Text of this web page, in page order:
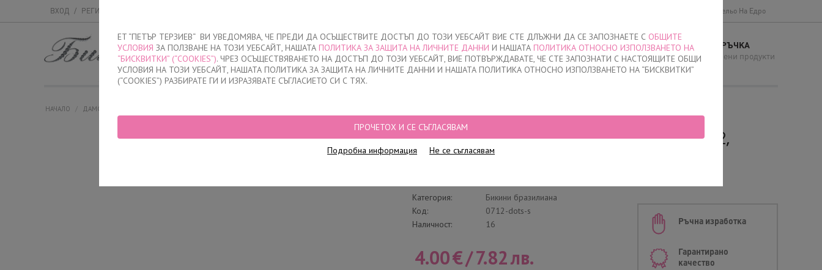
ET “ПЕТЪР ТЕРЗИЕВ“ ВИ УВЕДОМЯВА, ЧЕ ПРЕДИ ДА ОСЪЩЕСТВИТЕ ДОСТЪП ДО ТОЗИ УЕБСАЙТ ВИЕ СТЕ ДЛЪЖНИ ДА СЕ ЗАПОЗНАЕТЕ С ОБЩИТЕ
УСЛОВИЯ ЗА ПОЛЗВАНЕ НА ТОЗИ УЕБСАЙТ, НАШАТА ПОЛИТИКА ЗА ЗАЩИТА НА ЛИЧНИТЕ ДАННИ И НАШАТА ПОЛИТИКА ОТНОСНО ИЗПОЛЗВАНЕТО НА
“БИСКВИТКИ” (“COOKIES”). ЧРЕЗ ОСЪЩЕСТВЯВАНЕТО НА ДОСТЪП ДО ТОЗИ УЕБСАЙТ, ВИЕ ПОТВЪРЖДАВАТЕ, ЧЕ СТЕ ЗАПОЗНАТИ С НАСТОЯЩИТЕ ОБЩИ
УСЛОВИЯ НА ТОЗИ УЕБСАЙТ, НАШАТА ПОЛИТИКА ЗА ЗАЩИТА НА ЛИЧНИТЕ ДАННИ И НАШАТА ПОЛИТИКА ОТНОСНО ИЗПОЛЗВАНЕТО НА “БИСКВИТКИ”
(“COOKIES”) РАЗБИРАТЕ ГИ И ИЗРАЗЯВАТЕ СЪГЛАСИЕТО СИ С ТЯХ.
ПРОЧЕТОХ И СЕ СЪГЛАСЯВАМ
Подробна информация Не се съгласявам
ВХОД / РЕГИСТРАЦИЯ Бельо На Едро
МЪЖКО ДАМСКО ДЕТСКО НАМАЛЕНИЯ КЪДЕ ДА КУПЯ КОНТАКТИ
МОЯТА ПОРЪЧКА
няма добавени продукти
НАЧАЛО / ДАМСКО
Бикини бразилиана Лазерно рязани, 0712,
Черно
Ръчна изработка
Гарантирано
качество
Категория:
Бикини бразилиана
Код:
0712-dots-s
Наличност:
16
4.00€/7.82лв.